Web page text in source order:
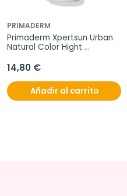
PRIMADERM
Primaderm Xpertsun Urban
Natural Color Hight
14,80 €
Añadir al carrito